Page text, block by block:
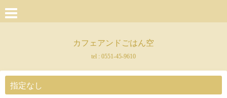
カフェアンドごはん空
tel : 0551-45-9610
指定なし